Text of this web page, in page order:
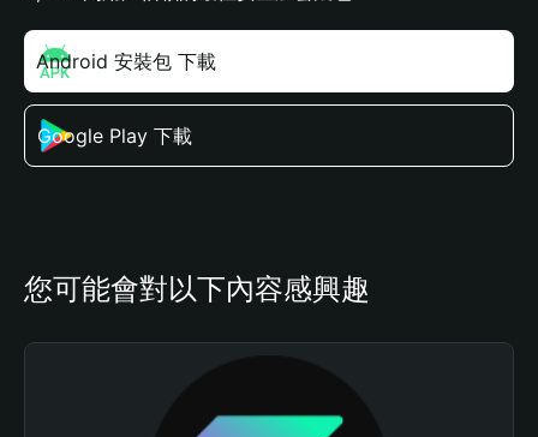
Android 安裝包 下載
Google Play 下載
您可能會對以下內容感興趣